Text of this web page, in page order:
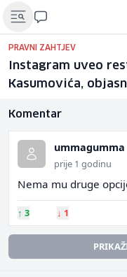
PRAVNI ZAHTJEV
Instagram uveo
Kasumovića,
Komentar
ummagumma
prije 1 godinu
Nema mu druge
↑ 3 ↓ 1